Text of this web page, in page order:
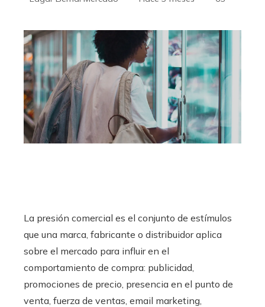
La presión comercial es el conjunto de estímulos
que una marca, fabricante o distribuidor aplica
sobre el mercado para influir en el
comportamiento de compra: publicidad,
promociones de precio, presencia en el punto de
venta, fuerza de ventas, email marketing,